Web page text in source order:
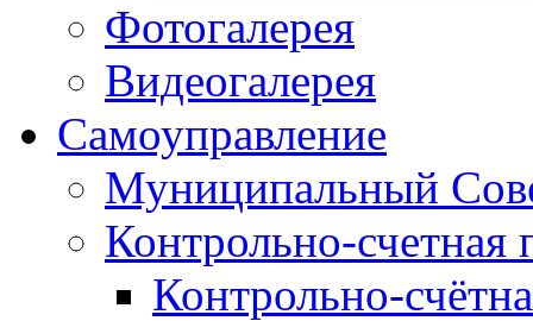
Фотогалерея
Видеогалерея
Самоуправление
Муниципальный
Контрольно-счетная
Контрольно-